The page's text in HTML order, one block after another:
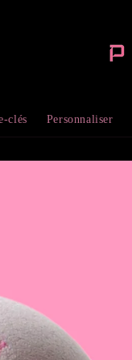
clés Personnaliser